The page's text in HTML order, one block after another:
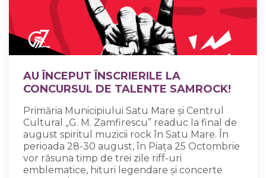
AU ÎNCEPUT ÎNSCRIERILE LA
CONCURSUL DE TALENTE SAMROCK!
Primăria Municipiului Satu Mare și Centrul
Cultural „G. M. Zamfirescu” readuc la final de
august spiritul muzicii rock în Satu Mare. În
perioada 28-30 august, în Piața 25 Octombrie
vor răsuna timp de trei zile riff-uri
emblematice, hituri legendare și concerte